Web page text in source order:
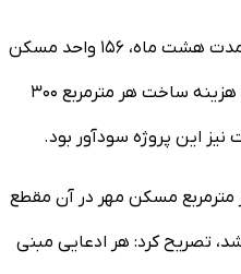
بیدی ادامه داد: در سال ۱۳۹۱، طی مدت هشت ماه، ۱۵۶ واحد مسکن
مهر را با اسکلت پیچ و مهره‌ای و با هزینه ساخت هر مترمربع ۳۰۰
نیز این پروژه سودآور بود.
مترمربع مسکن مهر در آن مقطع
تمام شد، تصریح کرد: هر ادعایی مبنی